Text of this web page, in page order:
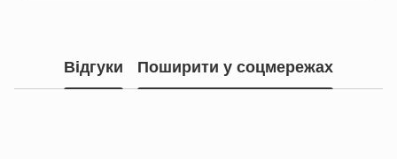
Відгуки Поширити у соцмережах